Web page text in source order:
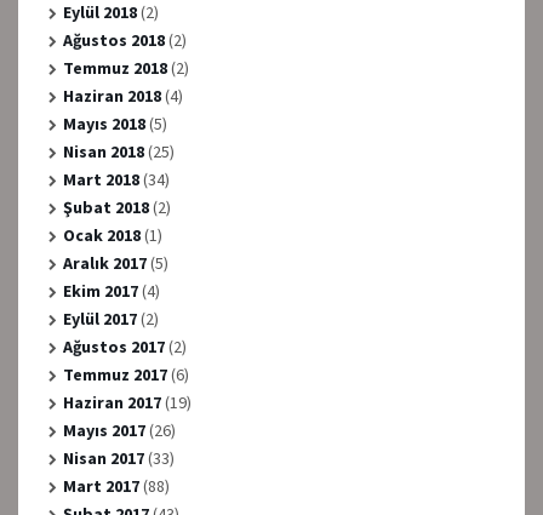
Eylül 2018(2)
Ağustos 2018(2)
Temmuz 2018(2)
Haziran 2018(4)
Mayıs 2018(5)
Nisan 2018(25)
Mart 2018(34)
Şubat 2018(2)
Ocak 2018(1)
Aralık 2017(5)
Ekim 2017(4)
Eylül 2017(2)
Ağustos 2017(2)
Temmuz 2017(6)
Haziran 2017(19)
Mayıs 2017(26)
Nisan 2017(33)
Mart 2017(88)